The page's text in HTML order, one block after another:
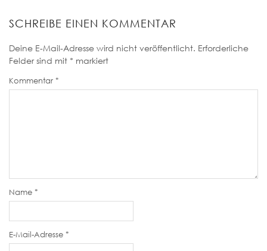
SCHREIBE EINEN KOMMENTAR
Deine E-Mail-Adresse wird nicht veröffentlicht. Erforderliche
Felder sind mit * markiert
Kommentar *
Name *
E-Mail-Adresse *